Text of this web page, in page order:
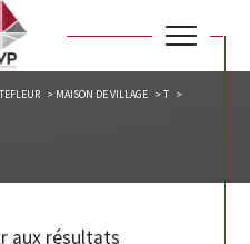
MAISON DE VILLAGE
T
aux résultats